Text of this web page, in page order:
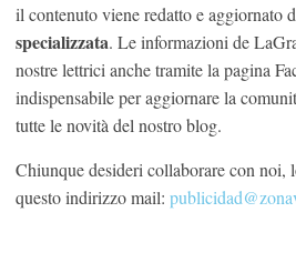
il contenuto viene redatto e aggiornato
specializzata. Le informazioni de
nostre lettrici anche tramite la pagina
indispensabile per aggiornare la
tutte le novità del nostro blog.
Chiunque desideri collaborare con noi,
questo indirizzo mail: